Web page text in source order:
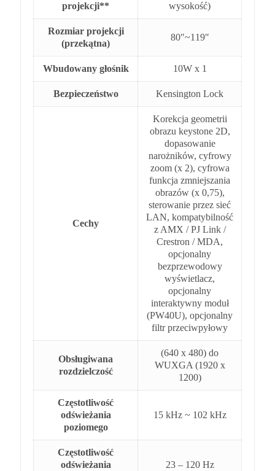
projekcji**
wysokość)
Rozmiar projekcji
(przekątna)
80″~119″
Wbudowany głośnik 10W x 1
Bezpieczeństwo Kensington Lock
Cechy
Korekcja geometrii
obrazu keystone 2D,
dopasowanie
narożników, cyfrowy
zoom (x 2), cyfrowa
funkcja zmniejszania
obrazów (x 0,75),
sterowanie przez sieć
LAN, kompatybilność
z AMX / PJ Link /
Crestron / MDA,
opcjonalny
bezprzewodowy
wyświetlacz,
opcjonalny
interaktywny moduł
(PW40U), opcjonalny
filtr przeciwpyłowy
Obsługiwana
rozdzielczość
(640 x 480) do
WUXGA (1920 x
1200)‎
Częstotliwość
odświeżania
poziomego
15 kHz ~ 102 kHz‎
Częstotliwość
odświeżania
23 – 120 Hz